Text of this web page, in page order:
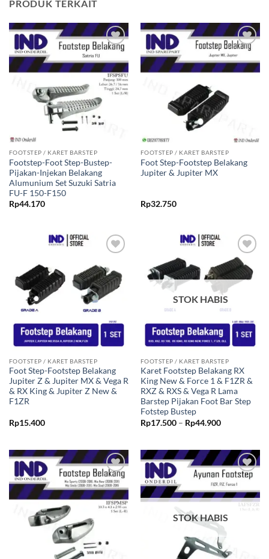
PRODUK TERKAIT
Tambahkan
ke Wishlist
FOOTSTEP / KARET BARSTEP
Footstep-Foot Step-Bustep-
Pijakan-Injekan Belakang
Alumunium Set Suzuki Satria
FU-F 150-F150
Rp44.170
Tambahkan
ke Wishlist
FOOTSTEP / KARET BARSTEP
Foot Step-Footstep Belakang
Jupiter & Jupiter MX
Rp32.750
ke Wishlist
FOOTSTEP / KARET BARSTEP
Foot Step-Footstep Belakang
Jupiter Z & Jupiter MX & Vega R
& RX King & Jupiter Z New &
F1ZR
Rp15.400
Tambahkan
ke Wishlist
STOK HABIS
FOOTSTEP / KARET BARSTEP
Karet Footstep Belakang RX
King New & Force 1 & F1ZR &
RXZ & RXS & Vega R Lama
Barstep Pijakan Foot Bar Step
Fotstep Bustep
Rp17.500 – Rp44.900Rentang
Rp44.900
Tambahkan
ke Wishlist
Tambahkan
ke Wishlist
STOK HABIS